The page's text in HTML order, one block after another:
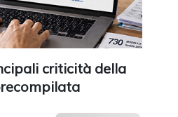
criticità della